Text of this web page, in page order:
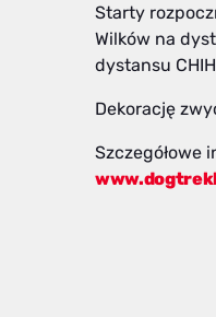
Starty
Wilków na
dystansu
Dekorację
Szczegółowe